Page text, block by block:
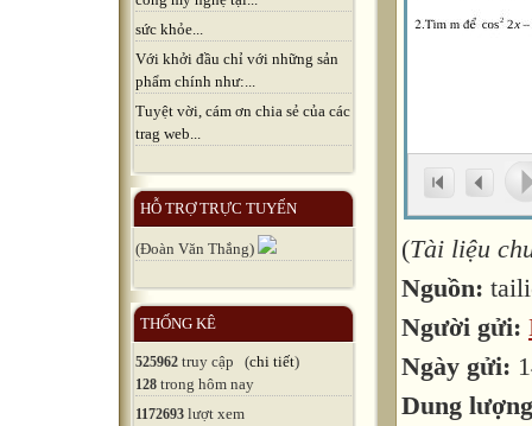
sức khỏe...
Với khởi đầu chỉ với những sản
phẩm chính như:...
Tuyệt vời, cám ơn chia sẻ của các
trag web...
HỖ TRỢ TRỰC TUYẾN
(Đoàn Văn Thắng)
THỐNG KÊ
525962 truy cập (chi tiết)
128 trong hôm nay
1172693 lượt xem
(Tài liệu
Nguồn:
Người gửi:
Ngày gửi:
Dung